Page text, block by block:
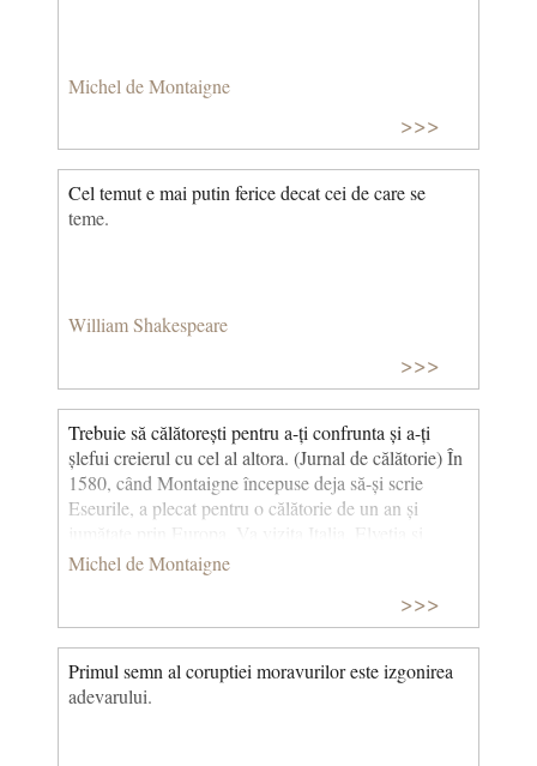
Michel de Montaigne
>>>
Cel temut e mai putin ferice decat cei de care se
teme.
William Shakespeare
>>>
Trebuie să călătorești pentru a-ți confrunta și a-ți
șlefui creierul cu cel al altora. (Jurnal de călătorie) În
1580, când Montaigne începuse deja să-și scrie
Eseurile, a plecat pentru o călătorie de un an și
jumătate prin Europa. Va vizita Italia, Elveția și
Germania ceea ce îi va permite să scrie textul de mai
sus în Jurnal de călătorie. © CCC
Michel de Montaigne
>>>
Primul semn al coruptiei moravurilor este izgonirea
adevarului.